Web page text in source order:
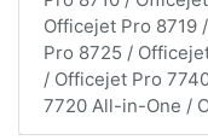
Officejet Pro 8719
Pro 8725 /
/ Officejet Pro
7720 All-in-One /